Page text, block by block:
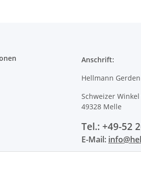
Anschrift:
Hellmann
Schweizer Winkel
49328 Melle
Tel.: +49-52
E-Mail: